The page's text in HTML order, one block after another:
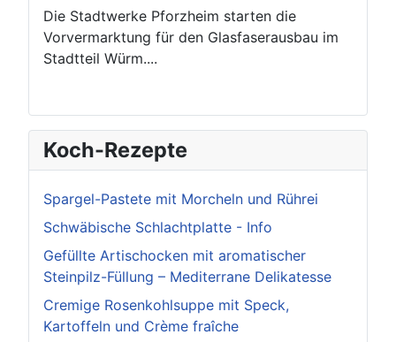
Die Stadtwerke Pforzheim starten die
Vorvermarktung für den Glasfaserausbau im
Stadtteil Würm....
Koch-Rezepte
Spargel-Pastete mit Morcheln und Rührei
Schwäbische Schlachtplatte - Info
Gefüllte Artischocken mit aromatischer
Steinpilz-Füllung – Mediterrane Delikatesse
Cremige Rosenkohlsuppe mit Speck,
Kartoffeln und Crème fraîche